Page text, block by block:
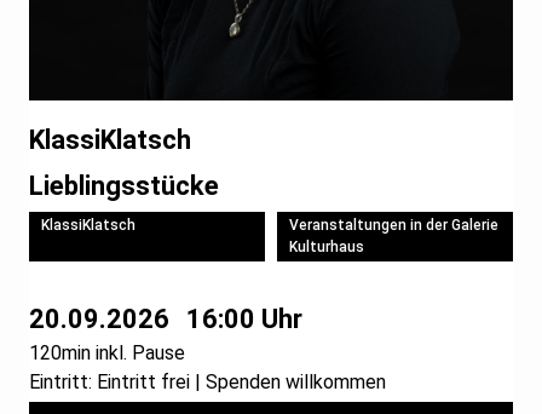
KlassiKlatsch
Veranstaltungen in der Galerie
Kulturhaus
20.09.2026 16:00 Uhr
120min inkl. Pause
Eintritt: Eintritt frei | Spenden willkommen
KlassiKlatsch
Lieblingsstücke